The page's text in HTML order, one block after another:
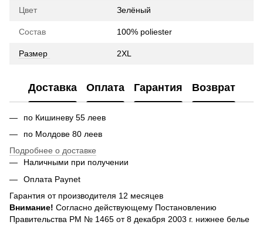
Цвет Зелёный
Состав 100% poliester
Размер 2XL
Доставка Оплата Гарантия Возврат
по Кишиневу 55 леев
по Молдове 80 леев
Подробнее о доставке
Наличными при получении
Оплата Paynet
Гарантия от производителя 12 месяцев
Внимание! Согласно действующему Постановлению
Правительства РМ № 1465 от 8 декабря 2003 г. нижнее белье